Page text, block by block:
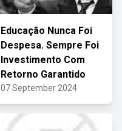
Educação Nunca Foi
Despesa. Sempre Foi
Investimento Com
Retorno Garantido
07 September 2024